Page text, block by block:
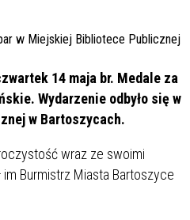
14 maja br. Medale za
Wydarzenie odbyło się w
w Bartoszycach.
wraz ze swoimi
Burmistrz Miasta Bartoszyce